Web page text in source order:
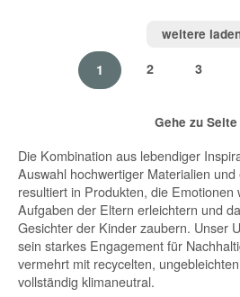
weitere
1 2 3
Gehe zu Seite
Die Kombination aus lebendiger
Auswahl hochwertiger Materialien
resultiert in Produkten, die Emotionen
Aufgaben der Eltern erleichtern und
Gesichter der Kinder zaubern. Unser
sein starkes Engagement für
vermehrt mit recycelten,
vollständig klimaneutral.